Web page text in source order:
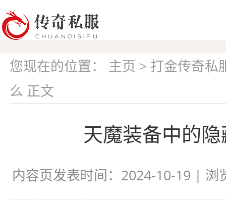
您现在的位置： 主页 > 打金传奇私
么 正文
天魔装备中的
内容页发表时间：2024-10-19 | 浏